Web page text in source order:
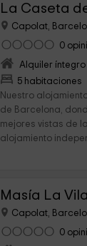
La Caseta
Capolat,
0
Alquiler íntegro
5 habitaciones
Nuestro
de Barcelona,
mejores vistas de
alojamiento
Masía La Vila
Capolat,
0